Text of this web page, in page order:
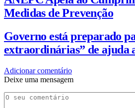
Medidas de Prevenção
Governo está preparado
extraordinárias” de ajuda
Adicionar comentário
Deixe uma mensagem